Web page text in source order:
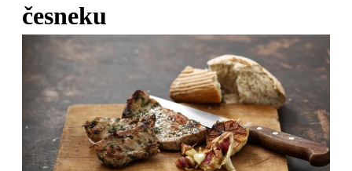
česneku